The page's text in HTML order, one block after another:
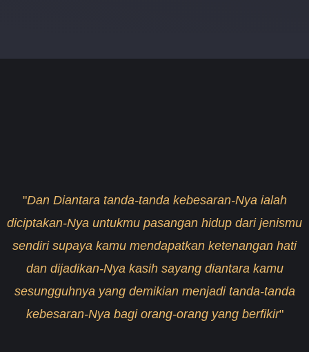
"Dan Diantara tanda-tanda kebesaran-Nya ialah
diciptakan-Nya untukmu pasangan hidup dari jenismu
sendiri supaya kamu mendapatkan ketenangan hati
dan dijadikan-Nya kasih sayang diantara kamu
sesungguhnya yang demikian menjadi tanda-tanda
kebesaran-Nya bagi orang-orang yang berfikir"